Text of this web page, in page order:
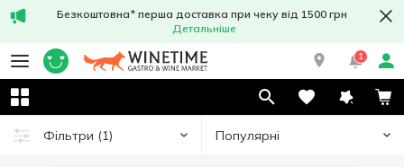
Безкоштовна* перша доставка при чеку від 1500 грн
Детальніше
1
Фільтри (1) Популярні